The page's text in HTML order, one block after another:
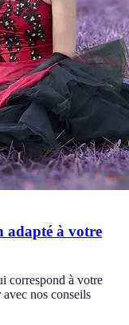
adapté à votre
correspond à votre
nos conseils